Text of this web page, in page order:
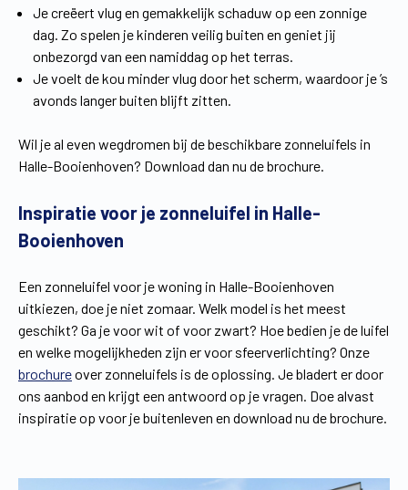
Je creëert vlug en gemakkelijk schaduw op een zonnige
dag. Zo spelen je kinderen veilig buiten en geniet jij
onbezorgd van een namiddag op het terras.
Je voelt de kou minder vlug door het scherm, waardoor je ’s
avonds langer buiten blijft zitten.
Wil je al even wegdromen bij de beschikbare zonneluifels in
Halle-Booienhoven? Download dan nu de brochure.
Inspiratie voor je zonneluifel in Halle-
Booienhoven
Een zonneluifel voor je woning in Halle-Booienhoven
uitkiezen, doe je niet zomaar. Welk model is het meest
geschikt? Ga je voor wit of voor zwart? Hoe bedien je de luifel
en welke mogelijkheden zijn er voor sfeerverlichting? Onze
brochureover zonneluifels is de oplossing. Je bladert er door
ons aanbod en krijgt een antwoord op je vragen. Doe alvast
inspiratie op voor je buitenleven en download nu de brochure.